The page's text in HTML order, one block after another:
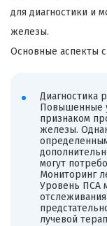
для диагностики и
железы.
Основные аспекты
Диагностика
Повышенные
признаком
железы.
могут
Мониторинг
Уровень ПСА
лучевой